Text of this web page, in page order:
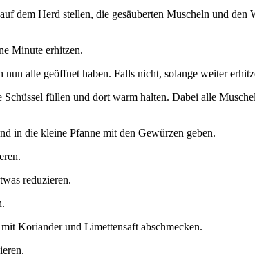
dem Herd stellen, die gesäuberten Muscheln und
Minute erhitzen.
alle geöffnet haben. Falls nicht, solange weiter
füllen und dort warm halten. Dabei alle
in die kleine Pfanne mit den Gewürzen geben.
reduzieren.
Koriander und Limettensaft abschmecken.